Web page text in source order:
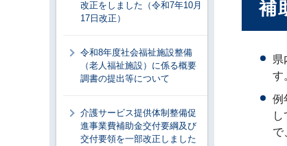
補
県
す
例
で
改正をしました（令和7年10月
17日改正）
令和8年度社会福祉施設整備
（老人福祉施設）に係る概要
調書の提出等について
介護サービス提供体制整備促
進事業費補助金交付要綱及び
交付要領を一部改正しました